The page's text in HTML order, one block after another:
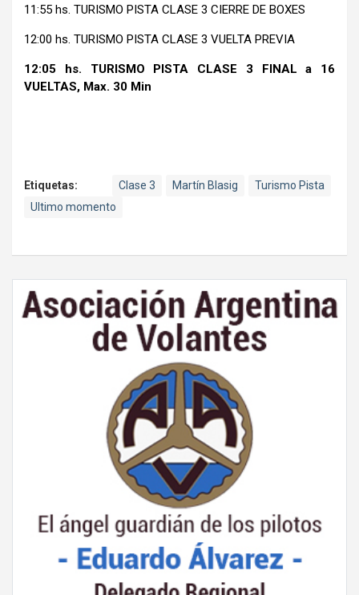
11:55 hs. TURISMO PISTA CLASE 3 CIERRE DE BOXES
12:00 hs. TURISMO PISTA CLASE 3 VUELTA PREVIA
12:05 hs. TURISMO PISTA CLASE 3 FINAL a 16
VUELTAS, Max. 30 Min
Etiquetas: Clase 3 Martín Blasig
Turismo Pista
Ultimo momento